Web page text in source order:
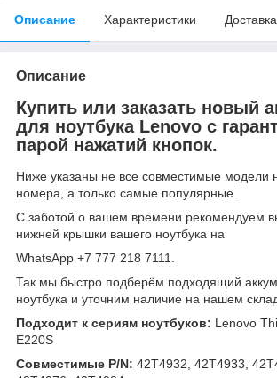
Описание Характеристики Доставка
Описание
Купить или заказать новый
для ноутбука Lenovo с
парой нажатий кнопок.
Ниже указаны не все совместимые модели
номера, а только самые популярные.
С заботой о вашем времени рекомендуем
нижней крышки вашего ноутбука на
WhatsApp +7 777 218 7111.
Так мы быстро подберём подходящий
ноутбука и уточним наличие на нашем
Подходит к сериям ноутбуков: Lenovo
E220S
Совместимые P/N: 42T4932, 42T4933,